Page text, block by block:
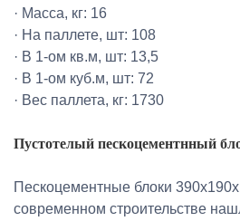
· Масса, кг: 16
· На паллете, шт: 108
· В 1-ом кв.м, шт: 13,5
· В 1-ом куб.м, шт: 72
· Вес паллета, кг: 1730
Пустотелый пескоцементнный
Пескоцементные блоки
современном строительстве